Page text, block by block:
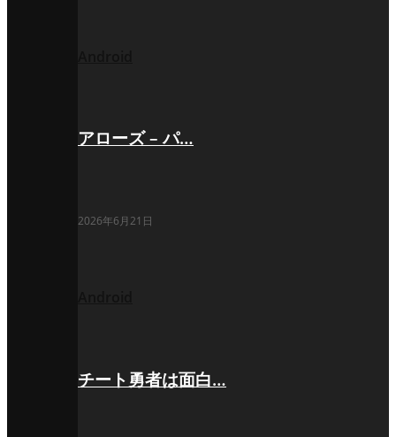
アローズ – パ…
2026年6月21日
チート勇者は面白…